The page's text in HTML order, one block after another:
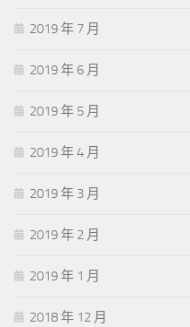
2019 年 7 月
2019 年 6 月
2019 年 5 月
2019 年 4 月
2019 年 3 月
2019 年 2 月
2019 年 1 月
2018 年 12 月